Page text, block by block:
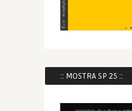
:: MOSTRA SP 25 ::